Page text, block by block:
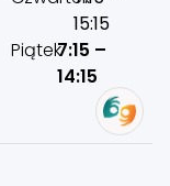
15:15
Piątek7:15 –
14:15